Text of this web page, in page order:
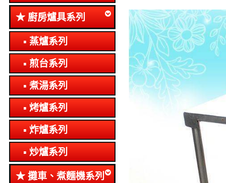
廚房爐具系列
蒸爐系列
煎台系列
煮湯系列
烤爐系列
炸爐系列
炒爐系列
攤車、煮麵機系列